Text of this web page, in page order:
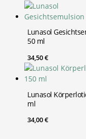
Lunasol
50 ml
34,50€
Lunasol
ml
34,00€